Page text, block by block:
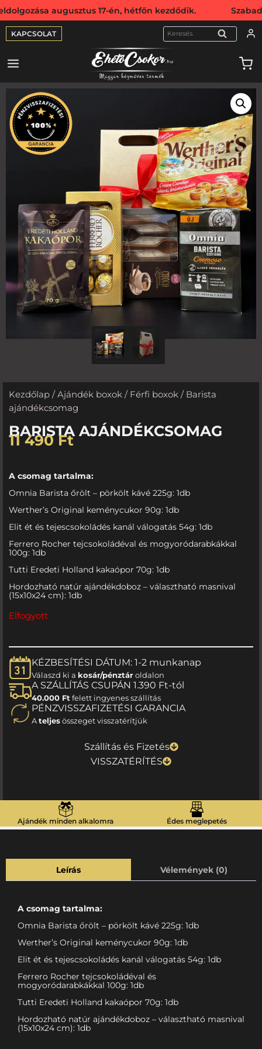
17-én, hétfőn kezdődik. Szabadság
KAPCSOLAT KERESÉS
Kezdőlap /Ajándék boxok / Férfi boxok / Barista
ajándékcsomag
BARISTA AJÁNDÉKCSOMAG
11 490 Ft
A csomag tartalma:
Omnia Barista őrölt – pörkölt kávé 225g: 1db
Werther’s Original keménycukor 90g: 1db
Elit ét és tejescsokoládés kanál válogatás 54g: 1db
Ferrero Rocher tejcsokoládéval és mogyoródarabkákkal
100g: 1db
Tutti Eredeti Holland kakaópor 70g: 1db
Hordozható natúr ajándékdoboz – választható masnival
(15x10x24 cm): 1db
Elfogyott
KÉZBESÍTÉSI DÁTUM: 1-2 munkanap
Válaszd ki a kosár/pénztároldalon
A SZÁLLÍTÁS CSUPÁN 1.390 Ft-tól
40.000 Ft felett ingyenes szállítás
PÉNZVISSZAFIZETÉSI GARANCIA
Ateljesösszeget visszatérítjük
Szállítás és Fizetés
VISSZATÉRÍTÉS
Ajándék minden alkalomra Édes meglepetés
Leírás Vélemények (0)
A csomag tartalma:
Omnia Barista őrölt – pörkölt kávé 225g: 1db
Werther’s Original keménycukor 90g: 1db
Elit ét és tejescsokoládés kanál válogatás 54g: 1db
Ferrero Rocher tejcsokoládéval és
mogyoródarabkákkal 100g: 1db
Tutti Eredeti Holland kakaópor 70g: 1db
Hordozható natúr ajándékdoboz – választható masnival
(15x10x24 cm): 1db